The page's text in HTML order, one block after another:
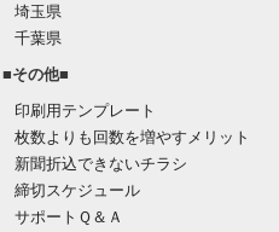
埼玉県
千葉県
■その他■
印刷用テンプレート
枚数よりも回数を増やすメリット
新聞折込できないチラシ
締切スケジュール
サポートＱ＆Ａ